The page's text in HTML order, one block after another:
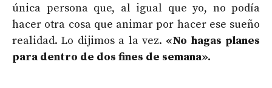
única persona que, al igual que yo, no podía
hacer otra cosa que animar por hacer ese sueño
realidad. Lo dijimos a la vez. «No hagas planes
para dentro de dos fines de semana».